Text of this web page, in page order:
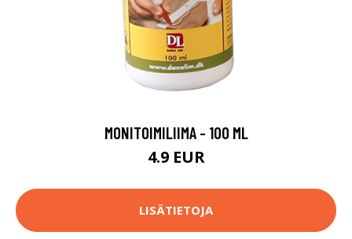
MONITOIMILIIMA - 100 ML
4.9 EUR
LISÄTIETOJA